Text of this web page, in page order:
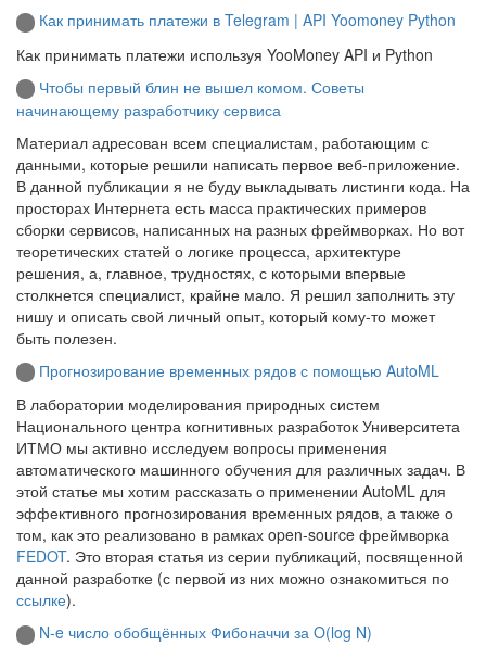
Как принимать платежи в Telegram | API Yoomoney Python
Как принимать платежи используя YooMoney API и Python
Чтобы первый блин не вышел комом. Советы
начинающему разработчику сервиса
Материал адресован всем специалистам, работающим с
данными, которые решили написать первое веб-приложение.
В данной публикации я не буду выкладывать листинги кода. На
просторах Интернета есть масса практических примеров
сборки сервисов, написанных на разных фреймворках. Но вот
теоретических статей о логике процесса, архитектуре
решения, а, главное, трудностях, с которыми впервые
столкнется специалист, крайне мало. Я решил заполнить эту
нишу и описать свой личный опыт, который кому-то может
быть полезен.
Прогнозирование временных рядов с помощью AutoML
В лаборатории моделирования природных систем
Национального центра когнитивных разработок Университета
ИТМО мы активно исследуем вопросы применения
автоматического машинного обучения для различных задач. В
этой статье мы хотим рассказать о применении AutoML для
эффективного прогнозирования временных рядов, а также о
том, как это реализовано в рамках open-source фреймворка
FEDOT. Это вторая статья из серии публикаций, посвященной
данной разработке (с первой из них можно ознакомиться по
ссылке).
N-e число обобщённых Фибоначчи за O(log N)